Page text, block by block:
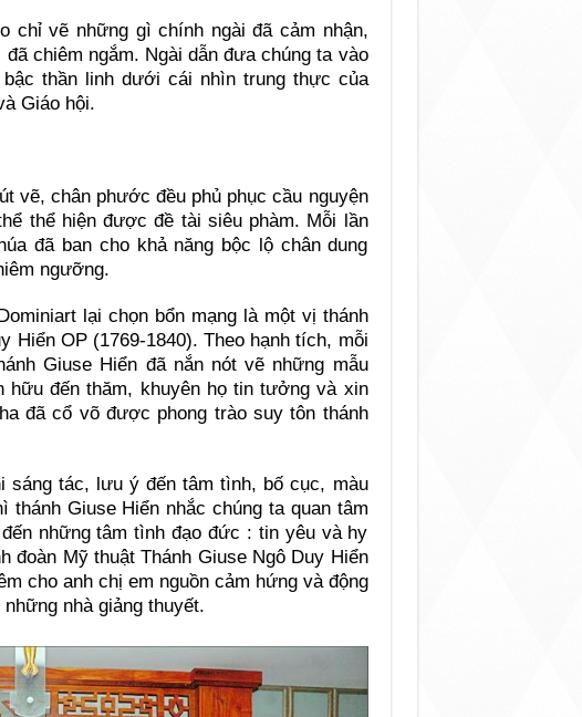
chỉ vẽ những gì chính ngài đã cảm nhận,
chiêm ngắm. Ngài dẫn đưa chúng ta vào
thần linh dưới cái nhìn trung thực của
Giáo hội.
vẽ, chân phước đều phủ phục cầu nguyện
thể hiện được đề tài siêu phàm. Mỗi lần
đã ban cho khả năng bộc lộ chân dung
ngưỡng.
lại chọn bổn mạng là một vị thánh
Hiển OP (1769-1840). Theo hạnh tích, mỗi
Giuse Hiển đã nắn nót vẽ những mẫu
hữu đến thăm, khuyên họ tin tưởng và xin
đã cổ võ được phong trào suy tôn thánh
sáng tác, lưu ý đến tâm tình, bố cục, màu
thánh Giuse Hiển nhắc chúng ta quan tâm
những tâm tình đạo đức : tin yêu và hy
đoàn Mỹ thuật Thánh Giuse Ngô Duy Hiển
cho anh chị em nguồn cảm hứng và động
nhà giảng thuyết.